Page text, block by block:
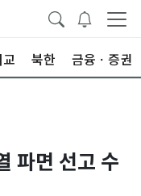
북한 금융ㆍ증권
파면 선고 수